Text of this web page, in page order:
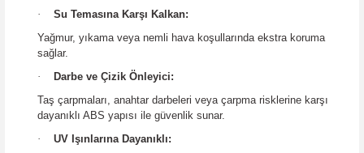
·
Su Temasına Karşı Kalkan:
Yağmur, yıkama veya nemli hava koşullarında ekstra koruma
sağlar.
·
Darbe ve Çizik Önleyici:
Taş çarpmaları, anahtar darbeleri veya çarpma risklerine karşı
dayanıklı ABS yapısı ile güvenlik sunar.
·
UV Işınlarına Dayanıklı: